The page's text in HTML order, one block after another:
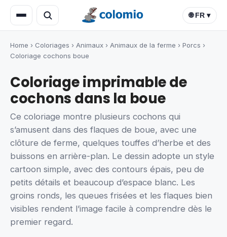
🌐 FR ▾
Home › Coloriages › Animaux › Animaux de la ferme › Porcs ›
Coloriage cochons boue
Coloriage imprimable de
cochons dans la boue
Ce coloriage montre plusieurs cochons qui
s’amusent dans des flaques de boue, avec une
clôture de ferme, quelques touffes d’herbe et des
buissons en arrière-plan. Le dessin adopte un style
cartoon simple, avec des contours épais, peu de
petits détails et beaucoup d’espace blanc. Les
groins ronds, les queues frisées et les flaques bien
visibles rendent l’image facile à comprendre dès le
premier regard.